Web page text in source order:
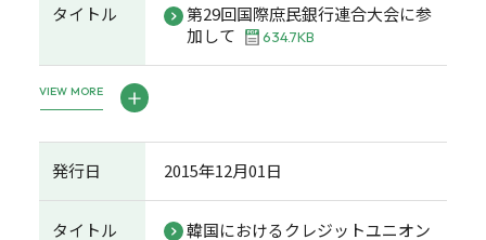
タイトル
第29回国際庶民銀行連合大会に参
加して
634.7KB
VIEW MORE
発行日 2015年12月01日
タイトル
韓国におけるクレジットユニオン